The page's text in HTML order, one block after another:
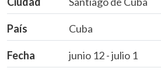
País Cuba
Fecha junio 12 - julio 1